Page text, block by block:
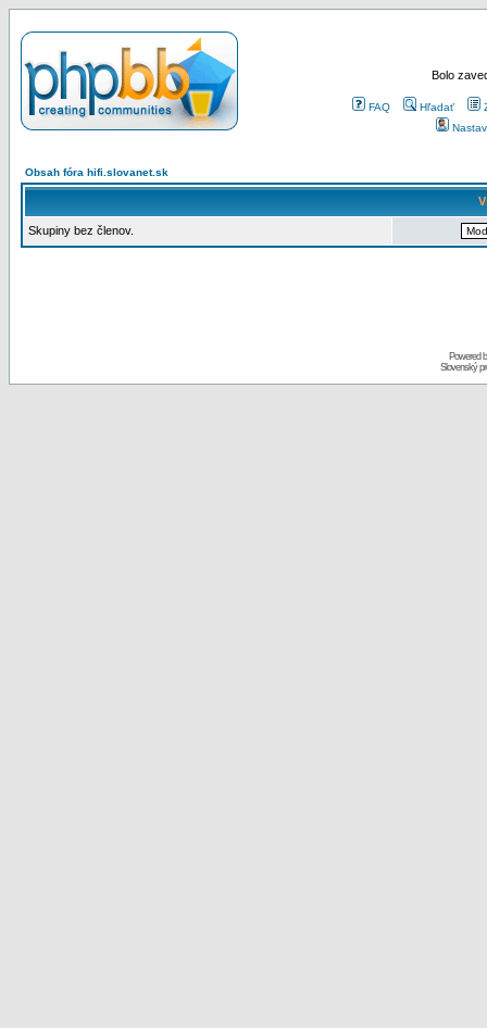
Bolo
FAQ Hľadať
Obsah fóra hifi.slovanet.sk
Skupiny bez členov.
Powered
Slovenský